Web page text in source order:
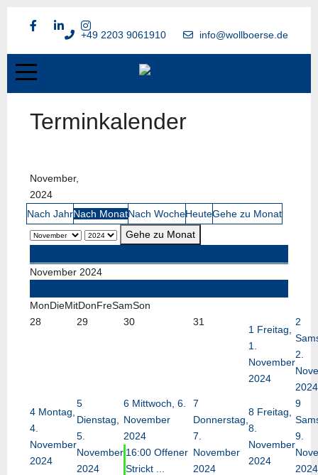
+49 2203 9061910 info@wollboerse.de
Terminkalender
November,
2024
Nach JahrNach MonatNach WocheHeuteGehe zu Monat
Gehe zu Monat
November 2024
MonDieMitDonFreSamSon
28
29 30 31
1 Freitag,
1.
November
2024
2
2.
2024
4 Montag,
4.
November
2024
5
Dienstag,
5.
November
2024
6 Mittwoch, 6.
November
2024
16:00 Offener
Strickt ...
7
Donnerstag,
7.
November
2024
8 Freitag,
8.
November
2024
9
9.
2024